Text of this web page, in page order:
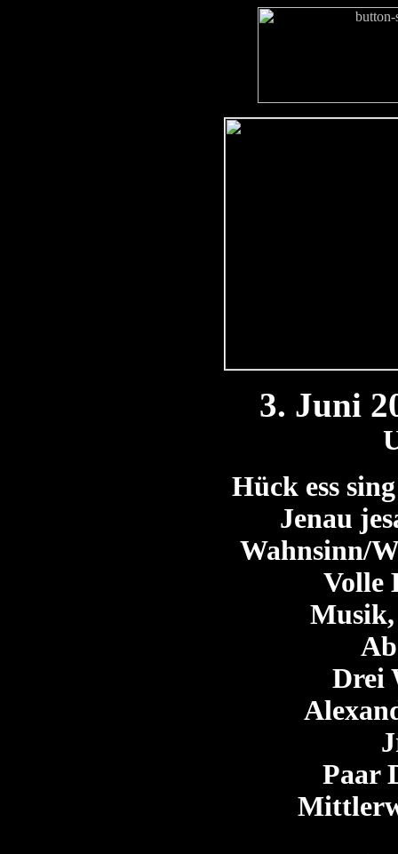
3. Juni
Hück ess
Jenau
Wahnsinn/
Volle
Drei
Paar